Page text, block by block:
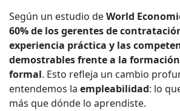
Según un estudio deWorld
60% de los gerentes de
experiencia práctica y las
demostrables frente a la
formal. Esto refleja un cambio
entendemos la empleabilidad: lo
más que dónde lo aprendiste.